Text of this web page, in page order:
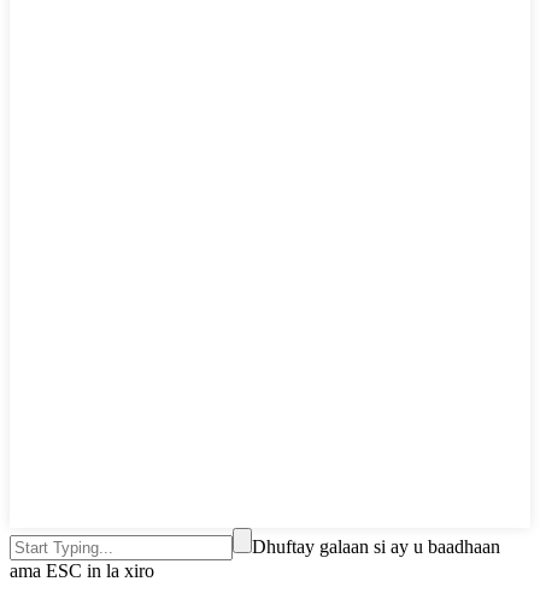
Dhuftay galaan si ay u baadhaan
ama ESC in la xiro